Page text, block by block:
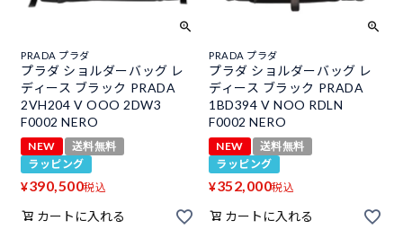
PRADA プラダ
プラダ ショルダーバッグ レ
ディース ブラック PRADA
2VH204 V OOO 2DW3
F0002 NERO
NEW
送料無料
ラッピング
¥390,500税込
カートに入れる
PRADA プラダ
プラダ ショルダーバッグ レ
ディース ブラック PRADA
1BD394 V NOO RDLN
F0002 NERO
NEW
送料無料
ラッピング
¥352,000税込
カートに入れる